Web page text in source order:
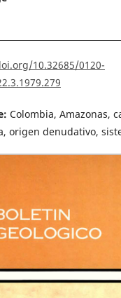
10.32685/0120-
Colombia, Amazonas,
origen denudativo,